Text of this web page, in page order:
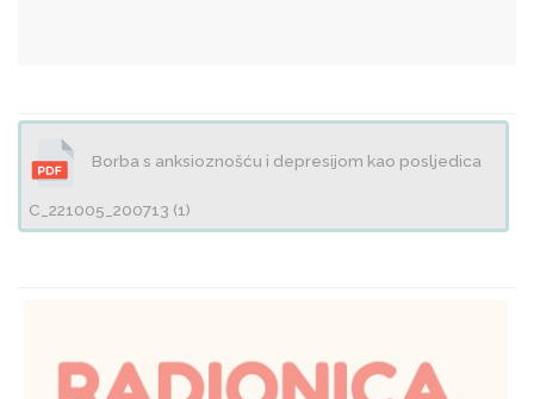
Borba s anksioznošću i depresijom kao posljedica
C_221005_200713 (1)